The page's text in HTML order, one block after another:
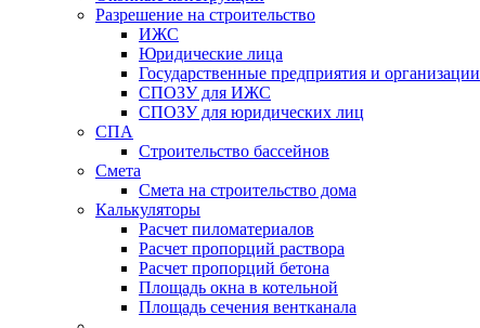
Разрешение на строительство
ИЖС
Юридические лица
Государственные предприятия и организации
СПОЗУ для ИЖС
СПОЗУ для юридических лиц
СПА
Строительство бассейнов
Смета
Смета на строительство дома
Калькуляторы
Расчет пиломатериалов
Расчет пропорций раствора
Расчет пропорций бетона
Площадь окна в котельной
Площадь сечения вентканала